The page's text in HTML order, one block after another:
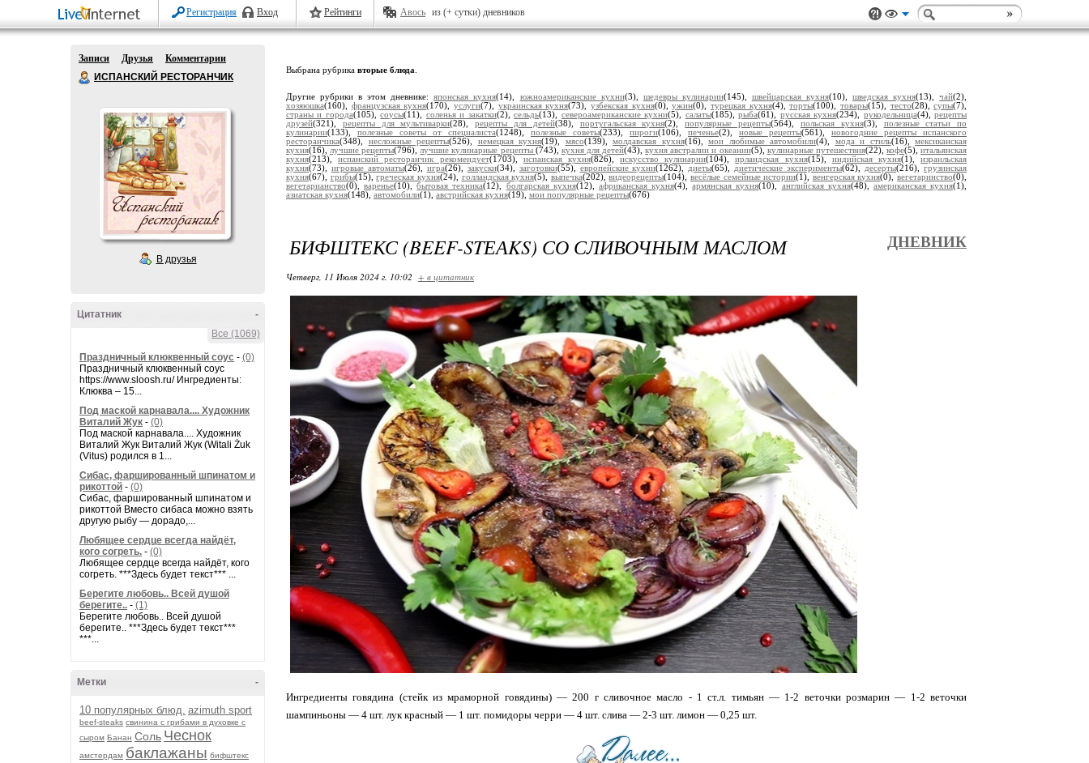
Регистрация Вход Рейтинги Авось из (+ сутки) дневников
Записи Друзья
Комментарии
ИСПАНСКИЙ РЕСТОРАНЧИК
В друзья
-
Цитатник
Все (1069)
Праздничный клюквенный соус - (0)
Праздничный клюквенный соус
https://www.sloosh.ru/ Ингредиенты:
Клюква – 15...
Под маской карнавала.... Художник
Виталий Жук - (0)
Под маской карнавала.... Художник
Виталий Жук Виталий Жук (Witali Żuk
(Vitus) родился в 1...
Сибас, фаршированный шпинатом и
рикоттой - (0)
Сибас, фаршированный шпинатом и
рикоттой Вместо сибаса можно взять
другую рыбу — дорадо,...
Любящее сердце всегда найдёт,
кого согреть. - (0)
Любящее сердце всегда найдёт, кого
согреть. ***Здесь будет текст*** ...
Берегите любовь.. Всей душой
берегите.. - (1)
Берегите любовь.. Всей душой
берегите.. ***Здесь будет текст***
***...
-
Метки
10 популярных блюд. azimuth sport
beef-stеаks cвинина с грибами в духовке с
сыром Банан Соль Чеснок
амстердам баклажаны бифштекс
Выбрана рубрика вторые блюда
Другие рубрики в этом дневнике:японская кухня(14), южноамериканские кухни(3), шедевры кулинарии(145), швейцарская кухня(10), шведская кухня(13),чай(2),
хозяюшка(160), французская кухня(170), услуги(7), украинская кухня(73), узбекская кухня(0),ужин(0), турецкая кухня(4),торты(100), товары(15), тесто(28),супы(7),
страны и города(105),соусы(11), соленья и закатки(2),сельдь(13), североамериканские кухни(5), салаты(185),рыба(61), русская кухня(234), рукодельница(4),рецепты
друзей(321), рецепты для мультиварки(28),рецепты для детей(38), португальская кухня(2),популярные рецепты(564), польская кухня(3), полезные статьи по
кулинарии(133), полезные советы от специалиста(1248), полезные советы(233), пироги(106), печенье(2), новые рецепты(561), новогодние рецепты испанского
ресторанчика(348), несложные рецепты(526), немецкая кухня(19), мясо(139), молдавская кухня(16), мои любимые автомобили(4), мода и стиль(16), мексиканская
кухня(16), лучшие рецепты(796), лучшие кулинарные рецепты (743), кухня для детей(43),кухня австралии и океании(5), кулинарные путешествия(22), кофе(5),итальянская
кухня(213),испанский ресторанчик рекомендует(1703), испанская кухня(826),искусство кулинарии(104),ирландская кухня(15), индийская кухня(1),израильская
кухня(73), игровые автоматы(26), игра(26), закуски(34), заготовки(55), европейские кухни(1262), диеты(65), диетические эксперименты(62), десерты(216),грузинская
кухня(67), грибы(15),греческая кухня(24), голландская кухня(5), выпечка(202),видеорецепты(104), весёлые семейные истории(1), венгерская кухня(0),вегетаринство(0),
вегетарианство(0),варенье(10),бытовая техника(12), болгарская кухня(12), африканская кухня(4),армянская кухня(10), английская кухня(48), американская кухня(1),
азиатская кухня(148), автомобили(1), австрийская кухня(19), мои популярные рецепты(676)
БИФШТЕКС (BEEF-STЕАKS) СО СЛИВОЧНЫМ МАСЛОМ ДНЕВНИК
Четверг, 11 Июля 2024 г. 10:02 + в цитатник
Ингредиенты говядина (стейк из мраморной говядины) — 200 г сливочное масло - 1 ст.л. тимьян — 1-2 веточки розмарин — 1-2 веточки
шампиньоны — 4 шт. лук красный — 1 шт. помидоры черри — 4 шт. слива — 2-3 шт. лимон — 0,25 шт.